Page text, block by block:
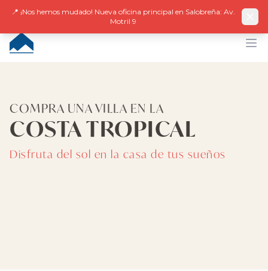
FacebookInstagram
LinkedIn
📍 ¡Nos hemos mudado! Nueva oficina principal en Salobreña: Av.
Motril 9
EN ES DE NL FR
CUMBRE VILLAS
COMPRA UNA VILLA EN LA
COSTA TROPICAL
Disfruta del sol en la casa de tus sueños